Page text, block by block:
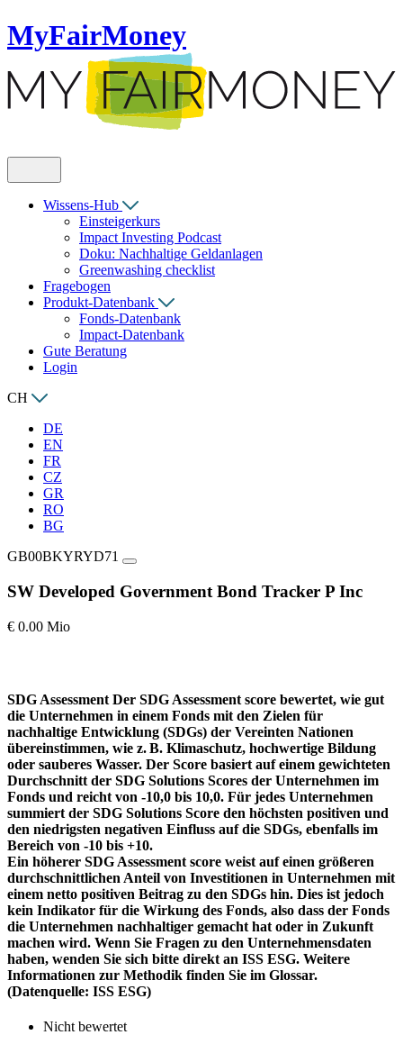
MyFairMoney
Wissens-Hub
Einsteigerkurs
Impact Investing Podcast
Doku: Nachhaltige Geldanlagen
Greenwashing checklist
Fragebogen
Produkt-Datenbank
Fonds-Datenbank
Impact-Datenbank
Gute Beratung
Login
CH
DE
EN
FR
CZ
GR
RO
BG
GB00BKYRYD71
SW Developed Government Bond Tracker P Inc
€ 0.00 Mio
SDG Assessment Der SDG Assessment score bewertet, wie gut
die Unternehmen in einem Fonds mit den Zielen für
nachhaltige Entwicklung (SDGs) der Vereinten Nationen
übereinstimmen, wie z. B. Klimaschutz, hochwertige Bildung
oder sauberes Wasser. Der Score basiert auf einem gewichteten
Durchschnitt der SDG Solutions Scores der Unternehmen im
Fonds und reicht von -10,0 bis 10,0. Für jedes Unternehmen
summiert der SDG Solutions Score den höchsten positiven und
den niedrigsten negativen Einfluss auf die SDGs, ebenfalls im
Bereich von -10 bis +10.
Ein höherer SDG Assessment score weist auf einen größeren
durchschnittlichen Anteil von Investitionen in Unternehmen mit
einem netto positiven Beitrag zu den SDGs hin. Dies ist jedoch
kein Indikator für die Wirkung des Fonds, also dass der Fonds
die Unternehmen nachhaltiger gemacht hat oder in Zukunft
machen wird. Wenn Sie Fragen zu den Unternehmensdaten
haben, wenden Sie sich bitte direkt an ISS ESG. Weitere
Informationen zur Methodik finden Sie im Glossar.
(Datenquelle: ISS ESG)
Nicht bewertet